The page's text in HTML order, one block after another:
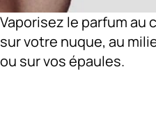
Vaporisez le parfum au
sur votre nuque, au
ou sur vos épaules.